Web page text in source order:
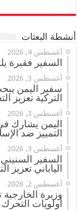
أنشطة البعثات
أغسطس 4, 2026
السفير فقيرة
أغسطس 3, 2026
سفير اليمن
التركية تعزيز
أغسطس 3, 2026
اليمن يشارك
التمييز ضد
أغسطس 3, 2026
السفير
الياباني تعزيز
أغسطس 2, 2026
وزيرة
أولويات